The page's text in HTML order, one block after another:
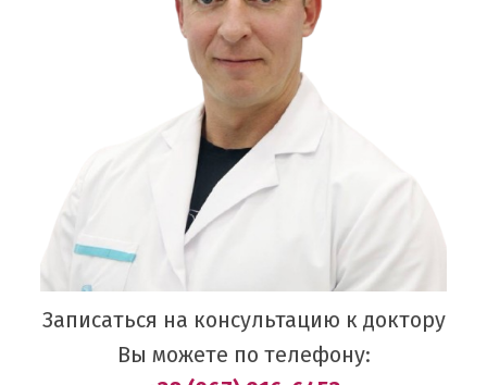
Записаться на консультацию к доктору
Вы можете по телефону: